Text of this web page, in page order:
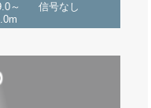
～
信号なし